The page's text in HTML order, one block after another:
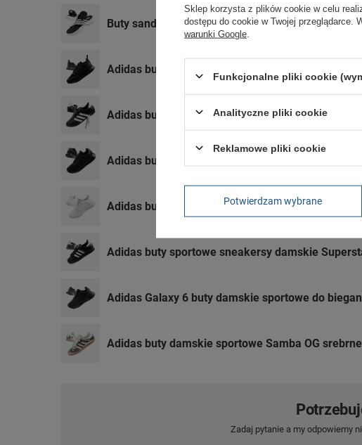
Buty sandały Adidas Magmur Sandal [EF5863]
Adidas buty damskie sportowe Multix modne
Adidas buty damskie sportowe Taekwondo czarne
Adidas buty damskie sportowe Lite Racer 3.0
Adidas buty damskie sportowe Tensaur Run 3.0
Adidas buty sportowe sneakersy damskie
Adidas Galaxy 6 buty damskie sportowe do
Adidas buty damskie sportowe Samba OG
Zadaj pytanie a my odpowiemy
Sklep korzysta z plików cookie w celu
dostępu do cookie w Twojej przeglądarce.
warunki Google
Funkcjonalne pliki cookie
Analityczne pliki cookie
Reklamowe pliki cookie
Potwierdzam wybrane